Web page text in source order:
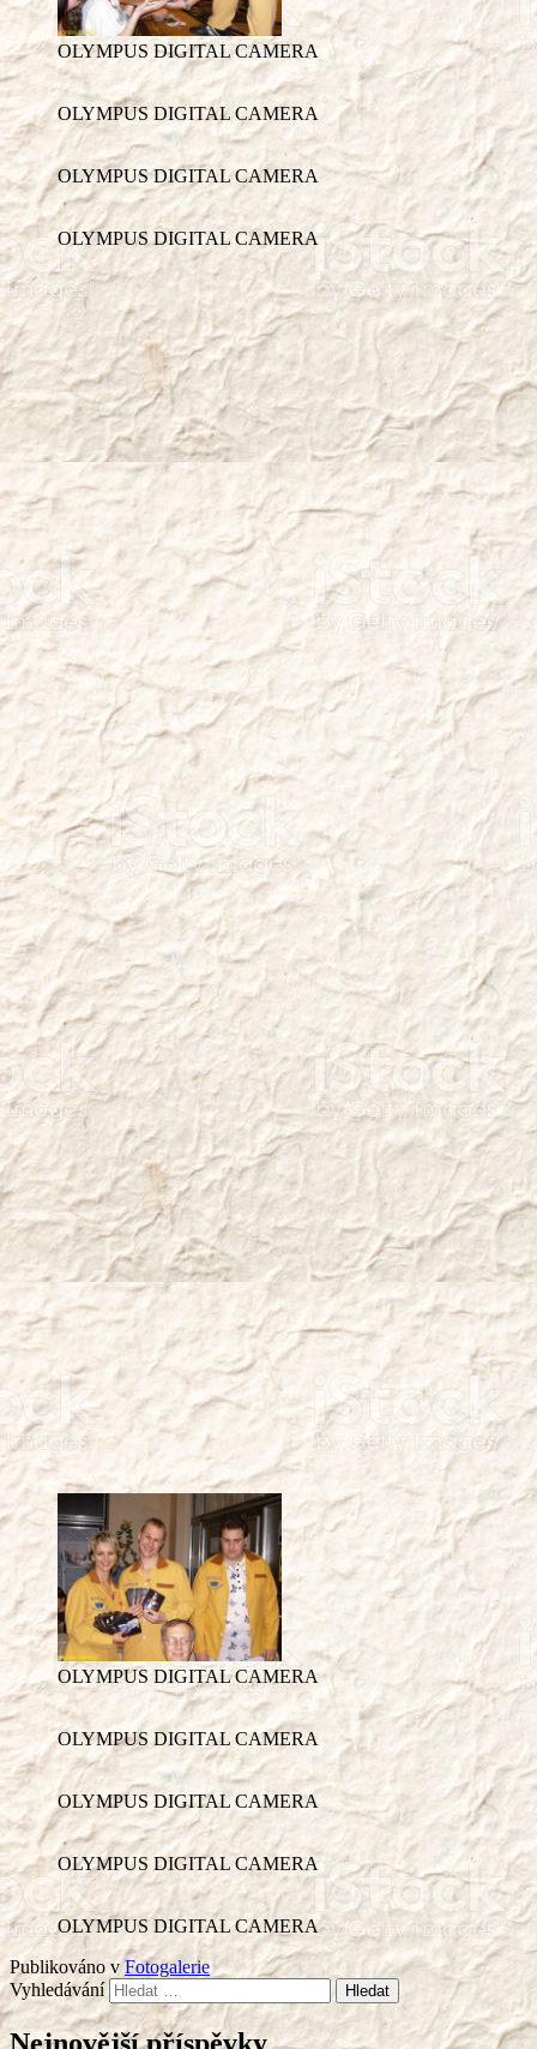
OLYMPUS DIGITAL CAMERA
OLYMPUS DIGITAL CAMERA
OLYMPUS DIGITAL CAMERA
OLYMPUS DIGITAL CAMERA
OLYMPUS DIGITAL CAMERA
OLYMPUS DIGITAL CAMERA
OLYMPUS DIGITAL CAMERA
OLYMPUS DIGITAL CAMERA
OLYMPUS DIGITAL CAMERA
Publikováno vFotogalerie
Vyhledávání